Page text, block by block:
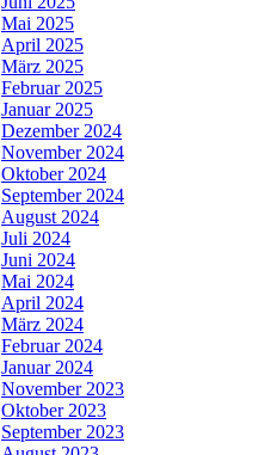
Mai 2025
April 2025
März 2025
Februar 2025
Januar 2025
Dezember 2024
November 2024
Oktober 2024
September 2024
August 2024
Juli 2024
Juni 2024
Mai 2024
April 2024
März 2024
Februar 2024
Januar 2024
November 2023
Oktober 2023
September 2023